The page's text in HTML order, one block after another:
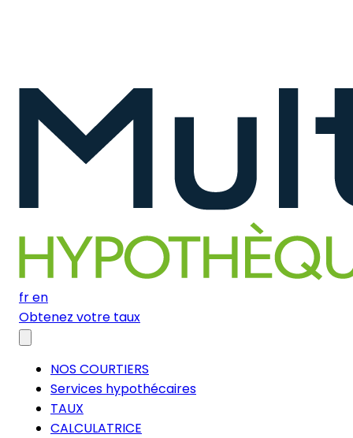
fren
Obtenez votre taux
NOS COURTIERS
Services hypothécaires
TAUX
CALCULATRICE